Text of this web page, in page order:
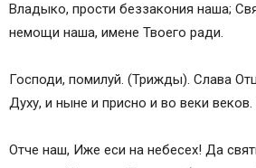
Владыко, прости беззакония наша;
немощи наша, имене Твоего ради.
Господи, помилуй. (Трижды). Слава
Духу, и ныне и присно и во веки
Отче наш, Иже еси на небесех! Да